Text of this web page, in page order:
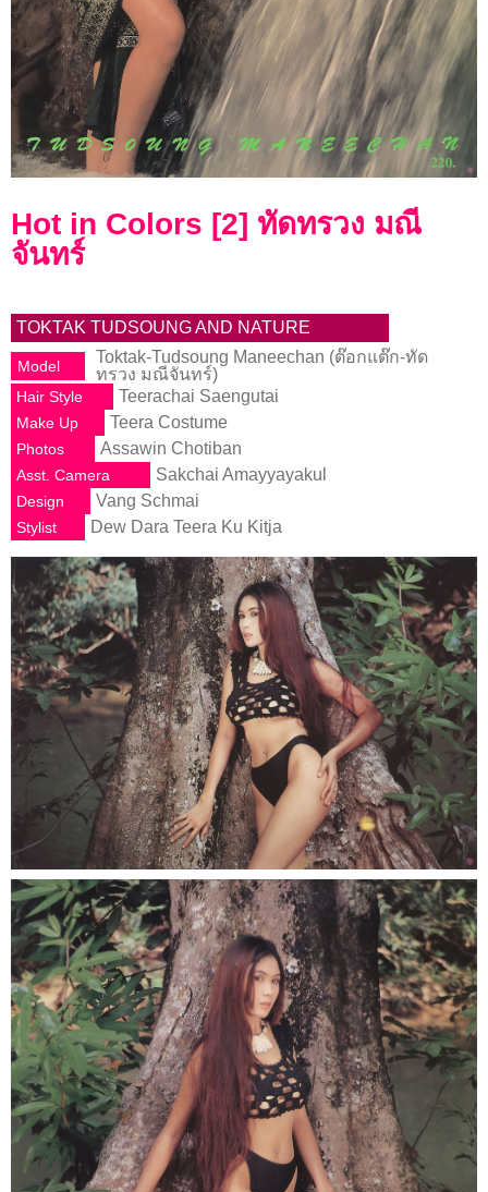
Hot in Colors [2] ทัดทรวง มณี
จันทร์
TOKTAK TUDSOUNG AND NATURE
Model
Toktak-Tudsoung Maneechan (ต๊อกแต๊ก-ทัด
ทรวง มณีจันทร์)
Hair Style Teerachai Saengutai
Make Up Teera Costume
Photos Assawin Chotiban
Asst. Camera Sakchai Amayyayakul
Design Vang Schmai
Stylist Dew Dara Teera Ku Kitja